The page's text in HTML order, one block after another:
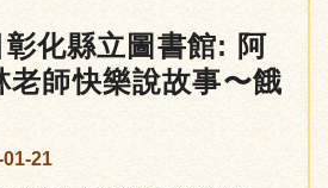
化縣立圖書館: 阿
老師快樂說故事〜餓
21